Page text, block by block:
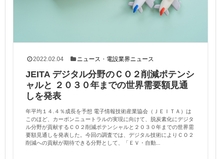
2022.02.04 ニュース ・ 電設業界ニュース
JEITA デジタル分野のＣＯ２削減ポテンシ
ャルと ２０３０年までの世界需要額見通
しを発表
年平均１４.４％成長を予想 電子情報技術産業協会（ＪＥＩＴＡ）は
このほど、カーボンニュートラルの実現に向けて、脱炭素化にデジタ
ル分野が貢献するＣＯ２削減ポテンシャルと２０３０年までの世界需
要額見通しを発表した。今回の調査では、デジタル技術によりＣＯ２
削減への貢献が期待できる分野として、「ＥＶ・自動...